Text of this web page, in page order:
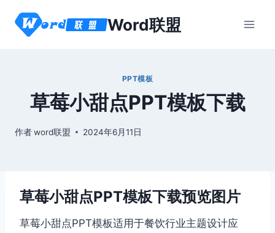
Word联盟
PPT模板
草莓小甜点PPT模板下载
作者word联盟 2024年6月11日
草莓小甜点PPT模板下载预览图片
草莓小甜点PPT模板适用于餐饮行业主题设计应